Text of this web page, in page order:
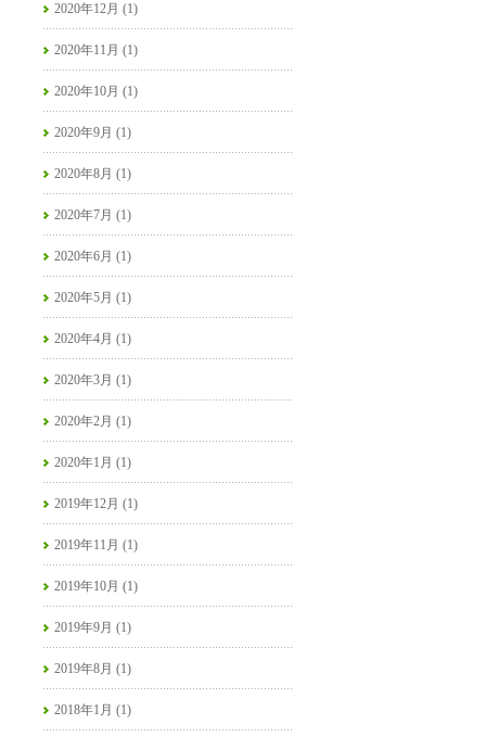
2020年12月 (1)
2020年11月 (1)
2020年10月 (1)
2020年9月 (1)
2020年8月 (1)
2020年7月 (1)
2020年6月 (1)
2020年5月 (1)
2020年4月 (1)
2020年3月 (1)
2020年2月 (1)
2020年1月 (1)
2019年12月 (1)
2019年11月 (1)
2019年10月 (1)
2019年9月 (1)
2019年8月 (1)
2018年1月 (1)